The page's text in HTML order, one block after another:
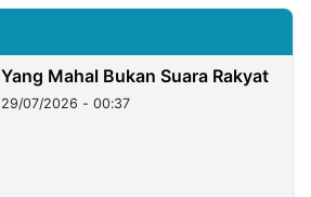
Yang Mahal Bukan Suara Rakyat
29/07/2026 - 00:37